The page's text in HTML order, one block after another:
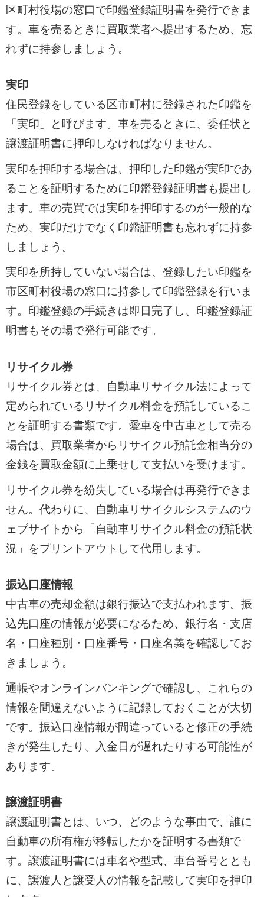
区町村役場の窓口で印鑑登録証明書を発行できま
す。車を売るときに買取業者へ提出するため、忘
れずに持参しましょう。
実印
住民登録をしている区市町村に登録された印鑑を
「実印」と呼びます。車を売るときに、委任状と
譲渡証明書に押印しなければなりません。
実印を押印する場合は、押印した印鑑が実印であ
ることを証明するために印鑑登録証明書も提出し
ます。車の売買では実印を押印するのが一般的な
ため、実印だけでなく印鑑証明書も忘れずに持参
しましょう。
実印を所持していない場合は、登録したい印鑑を
市区町村役場の窓口に持参して印鑑登録を行いま
す。印鑑登録の手続きは即日完了し、印鑑登録証
明書もその場で発行可能です。
リサイクル券
リサイクル券とは、自動車リサイクル法によって
定められているリサイクル料金を預託しているこ
とを証明する書類です。愛車を中古車として売る
場合は、買取業者からリサイクル預託金相当分の
金銭を買取金額に上乗せして支払いを受けます。
リサイクル券を紛失している場合は再発行できま
せん。代わりに、自動車リサイクルシステムのウ
ェブサイトから「自動車リサイクル料金の預託状
況」をプリントアウトして代用します。
振込口座情報
中古車の売却金額は銀行振込で支払われます。振
込先口座の情報が必要になるため、銀行名・支店
名・口座種別・口座番号・口座名義を確認してお
きましょう。
通帳やオンラインバンキングで確認し、これらの
情報を間違えないように記録しておくことが大切
です。振込口座情報が間違っていると修正の手続
きが発生したり、入金日が遅れたりする可能性が
あります。
譲渡証明書
譲渡証明書とは、いつ、どのような事由で、誰に
自動車の所有権が移転したかを証明する書類で
す。譲渡証明書には車名や型式、車台番号ととも
に、譲渡人と譲受人の情報を記載して実印を押印